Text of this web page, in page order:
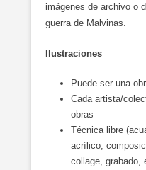
imágenes de archivo o
guerra de Malvinas.
Ilustraciones
Puede ser una
Cada artista/
obras
Técnica libre
acrílico,
collage, grabado,